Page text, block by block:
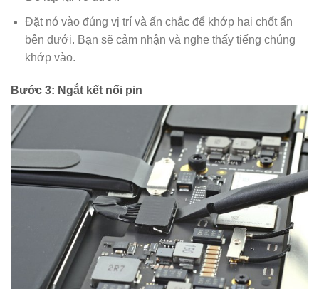
Đặt nó vào đúng vị trí và ấn chắc để khớp hai chốt ẩn
bên dưới. Bạn sẽ cảm nhận và nghe thấy tiếng chúng
khớp vào.
Bước 3: Ngắt kết nối pin